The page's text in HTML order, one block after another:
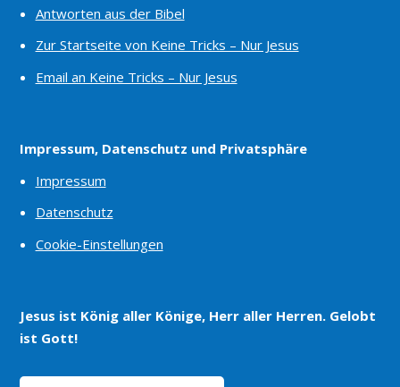
Antworten aus der Bibel
Zur Startseite von Keine Tricks – Nur Jesus
Email an Keine Tricks – Nur Jesus
Impressum, Datenschutz und Privatsphäre
Impressum
Datenschutz
Cookie-Einstellungen
Jesus ist König aller Könige, Herr aller Herren. Gelobt
ist Gott!